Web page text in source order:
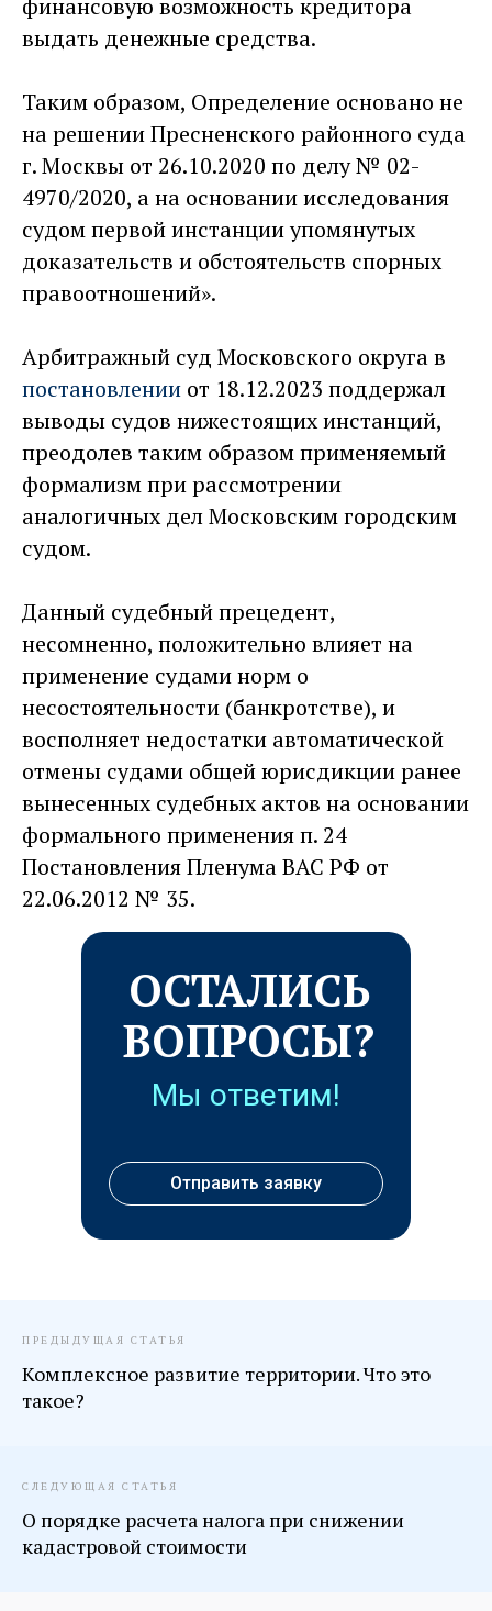
финансовую возможность кредитора
выдать денежные средства.
Таким образом, Определение основано не
на решении Пресненского районного суда
г. Москвы от 26.10.2020 по делу № 02-
4970/2020, а на основании исследования
судом первой инстанции упомянутых
доказательств и обстоятельств спорных
правоотношений».
Арбитражный суд Московского округа в
постановлении от 18.12.2023 поддержал
выводы судов нижестоящих инстанций,
преодолев таким образом применяемый
формализм при рассмотрении
аналогичных дел Московским городским
судом.
Данный судебный прецедент,
несомненно, положительно влияет на
применение судами норм о
несостоятельности (банкротстве), и
восполняет недостатки автоматической
отмены судами общей юрисдикции ранее
вынесенных судебных актов на основании
формального применения п. 24
Постановления Пленума ВАС РФ от
22.06.2012 № 35.
ОСТАЛИСЬ
ВОПРОСЫ?
Мы ответим!
Отправить заявку
ПРЕДЫДУЩАЯ СТАТЬЯ
Комплексное развитие территории. Что это
такое?
СЛЕДУЮЩАЯ СТАТЬЯ
О порядке расчета налога при снижении
кадастровой стоимости